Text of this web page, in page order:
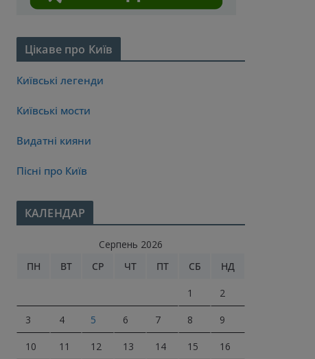
Цікаве про Київ
Київські легенди
Київські мости
Видатні кияни
Пісні про Київ
КАЛЕНДАР
Серпень 2026
ПН
ВТ СР ЧТ ПТ СБ НД
1 2
3 4 5 6 7 8 9
10 11 12 13 14 15 16